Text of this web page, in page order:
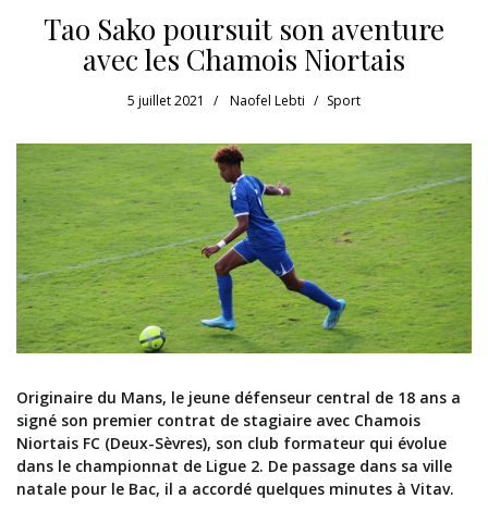
Tao Sako poursuit son aventure
avec les Chamois Niortais
5 juillet 2021 Naofel Lebti Sport
Originaire du Mans, le jeune défenseur central de 18 ans a
signé son premier contrat de stagiaire avec Chamois
Niortais FC (Deux-Sèvres), son club formateur qui évolue
dans le championnat de Ligue 2. De passage dans sa ville
natale pour le Bac, il a accordé quelques minutes à Vitav.